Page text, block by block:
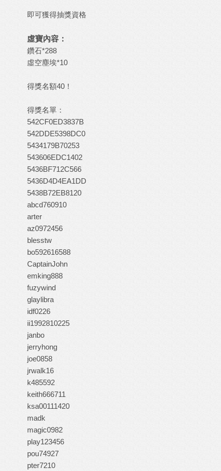
即可獲得抽獎資格
虛寶內容：
鑽石*288
虛空塵埃*10
得獎名額40！
得獎名單：
542CF0ED3837B
542DDE5398DC0
5434179B70253
543606EDC1402
5436BF712C566
5436D4D4EA1DD
5438B72EB8120
abcd760910
arter
az0972456
blesstw
bo592616588
CaptainJohn
emking888
fuzywind
glaylibra
idf0226
ii1992810225
janbo
jerryhong
joe0858
jrwalk16
k485592
keith666711
ksa00111420
madk
magic0982
play123456
pou74927
pter7210